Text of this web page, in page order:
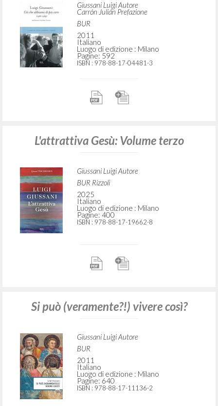
Giussani Luigi Autore
Carrón Julián Prefazione
BUR
2011
Italiano
Luogo di edizione : Milano
Pagine: 592
ISBN : 978-88-17-04481-3
L'attrattiva Gesù: Volume terzo
Giussani Luigi Autore
BUR Rizzoli
2025
Italiano
Luogo di edizione : Milano
Pagine: 400
ISBN : 978-88-17-19662-8
Si può (veramente?!) vivere così?
Giussani Luigi Autore
BUR
2011
Italiano
Luogo di edizione : Milano
Pagine: 640
ISBN : 978-88-17-11136-2